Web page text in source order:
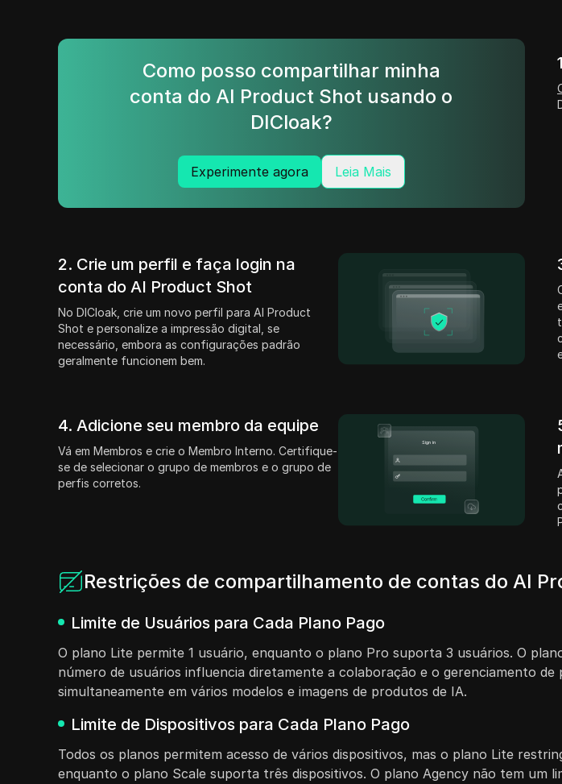
Como posso compartilhar minha
conta do AI Product Shot usando o
DICloak?
Experimente agora Leia Mais
2. Crie um perfil e faça login na
conta do AI Product Shot
No DICloak, crie um novo perfil para AI Product
Shot e personalize a impressão digital, se
necessário, embora as configurações padrão
geralmente funcionem bem.
4. Adicione seu membro da equipe
Vá em Membros e crie o Membro Interno. Certifique-
se de selecionar o grupo de membros e o grupo de
perfis corretos.
Restrições de compartilhamento de contas do AI
Limite de Usuários para Cada Plano Pago
O plano Lite permite 1 usuário, enquanto o plano Pro suporta 3 usuários. O
número de usuários influencia diretamente a colaboração e o gerenciamento
simultaneamente em vários modelos e imagens de produtos de IA.
Limite de Dispositivos para Cada Plano Pago
Todos os planos permitem acesso de vários dispositivos, mas o plano Lite
enquanto o plano Scale suporta três dispositivos. O plano Agency não tem um